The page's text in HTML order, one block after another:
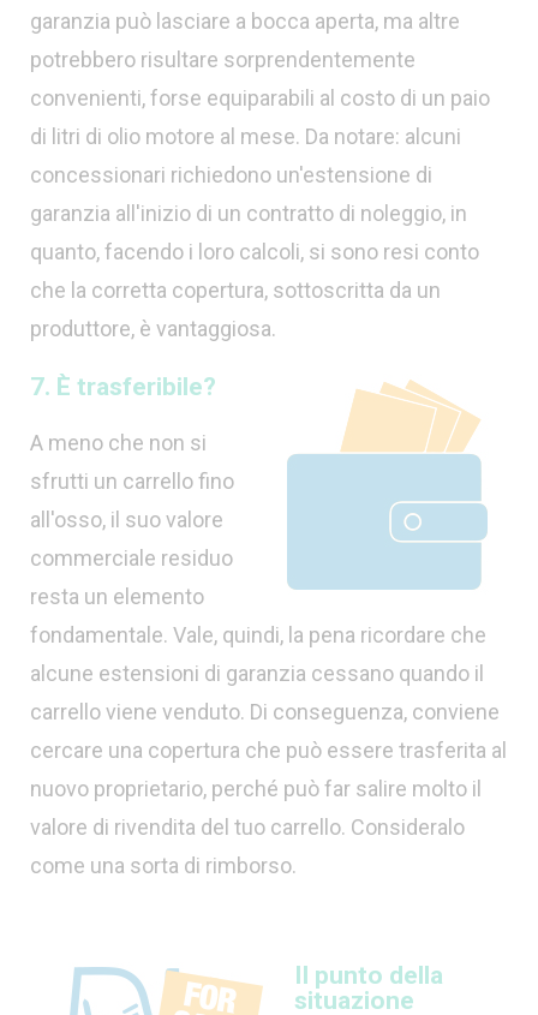
garanzia può lasciare a bocca aperta, ma altre
potrebbero risultare sorprendentemente
convenienti, forse equiparabili al costo di un paio
di litri di olio motore al mese. Da notare: alcuni
concessionari richiedono un'estensione di
garanzia all'inizio di un contratto di noleggio, in
quanto, facendo i loro calcoli, si sono resi conto
che la corretta copertura, sottoscritta da un
produttore, è vantaggiosa.
7. È trasferibile?
A meno che non si
sfrutti un carrello fino
all'osso, il suo valore
commerciale residuo
resta un elemento
fondamentale. Vale, quindi, la pena ricordare che
alcune estensioni di garanzia cessano quando il
carrello viene venduto. Di conseguenza, conviene
cercare una copertura che può essere trasferita al
nuovo proprietario, perché può far salire molto il
valore di rivendita del tuo carrello. Consideralo
come una sorta di rimborso.
Il punto della
situazione